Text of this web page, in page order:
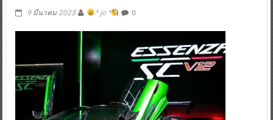
9 มีนาคม 2023 ^ jo ^ 0